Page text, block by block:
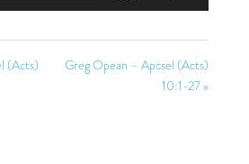
(Acts)
Greg Opean – Apcsel (Acts)
10:1-27 »